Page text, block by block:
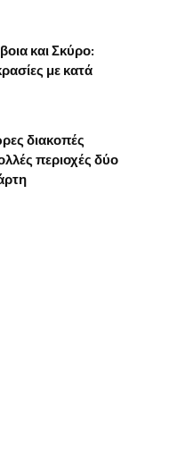
και Σκύρο:
με κατά
διακοπές
περιοχές δύο